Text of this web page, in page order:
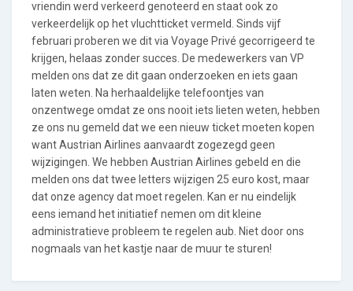
vriendin werd verkeerd genoteerd en staat ook zo
verkeerdelijk op het vluchtticket vermeld. Sinds vijf
februari proberen we dit via Voyage Privé gecorrigeerd te
krijgen, helaas zonder succes. De medewerkers van VP
melden ons dat ze dit gaan onderzoeken en iets gaan
laten weten. Na herhaaldelijke telefoontjes van
onzentwege omdat ze ons nooit iets lieten weten, hebben
ze ons nu gemeld dat we een nieuw ticket moeten kopen
want Austrian Airlines aanvaardt zogezegd geen
wijzigingen. We hebben Austrian Airlines gebeld en die
melden ons dat twee letters wijzigen 25 euro kost, maar
dat onze agency dat moet regelen. Kan er nu eindelijk
eens iemand het initiatief nemen om dit kleine
administratieve probleem te regelen aub. Niet door ons
nogmaals van het kastje naar de muur te sturen!